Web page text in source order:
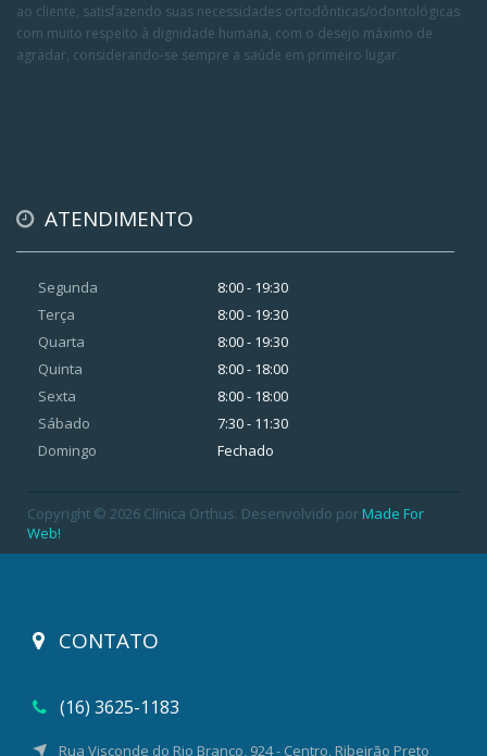
ao cliente, satisfazendo suas necessidades ortodônticas/odontológicas
com muito respeito à dignidade humana, com o desejo máximo de
agradar, considerando-se sempre a saúde em primeiro lugar.
ATENDIMENTO
Segunda
Terça
Quarta
Quinta
Sexta
Sábado
Domingo
8:00 - 19:30
8:00 - 19:30
8:00 - 19:30
8:00 - 18:00
8:00 - 18:00
7:30 - 11:30
Fechado
Copyright © 2026 Clínica Orthus. Desenvolvido por Made For
Web!
CONTATO
(16) 3625-1183
Rua Visconde do Rio Branco, 924 - Centro, Ribeirão Preto